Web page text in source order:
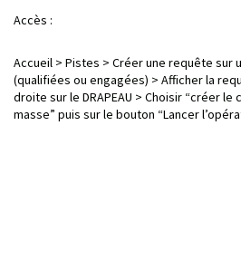
Accès :
Accueil > Pistes > Créer une requête sur
(qualifiées ou engagées) > Afficher la
droite sur le DRAPEAU > Choisir “créer
masse” puis sur le bouton “Lancer